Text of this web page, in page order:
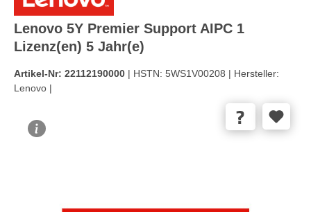
Lenovo 5Y Premier Support AIPC 1
Lizenz(en) 5 Jahr(e)
Artikel-Nr: 22112190000 | HSTN: 5WS1V00208 | Hersteller:
Lenovo |